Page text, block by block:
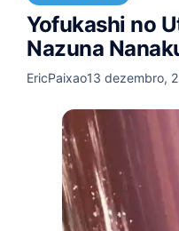
Yofukashi no
Nazuna
EricPaixao13 dezembro,